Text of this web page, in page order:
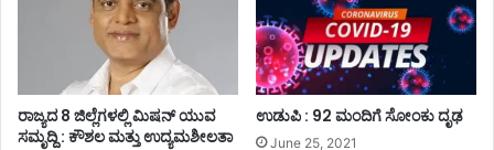
ರಾಜ್ಯದ 8 ಜಿಲ್ಲೆಗಳಲ್ಲಿ ಮಿಷನ್ ಯುವ
ಸಮೃದ್ದಿ : ಕೌಶಲ ಮತ್ತು ಉದ್ಯಮಶೀಲತಾ
ಉಡುಪಿ : 92 ಮಂದಿಗೆ ಸೋಂಕು ದೃಢ
June 25, 2021